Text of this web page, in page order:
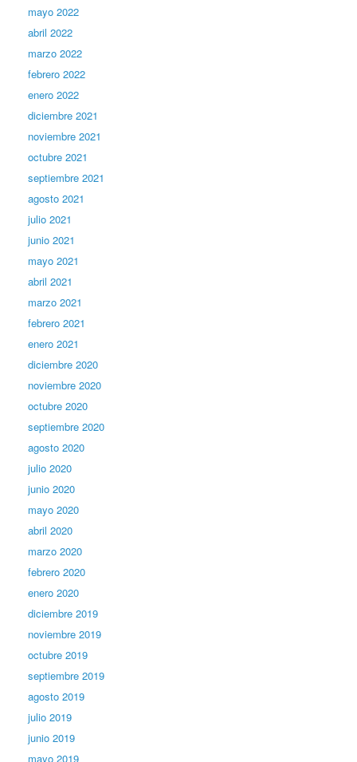
mayo 2022
abril 2022
marzo 2022
febrero 2022
enero 2022
diciembre 2021
noviembre 2021
octubre 2021
septiembre 2021
agosto 2021
julio 2021
junio 2021
mayo 2021
abril 2021
marzo 2021
febrero 2021
enero 2021
diciembre 2020
noviembre 2020
octubre 2020
septiembre 2020
agosto 2020
julio 2020
junio 2020
mayo 2020
abril 2020
marzo 2020
febrero 2020
enero 2020
diciembre 2019
noviembre 2019
octubre 2019
septiembre 2019
agosto 2019
julio 2019
junio 2019
mayo 2019